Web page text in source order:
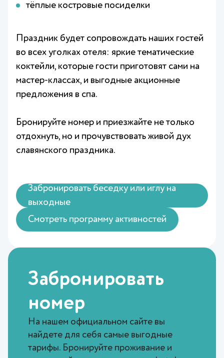
тёплые костровые посиделки
Праздник будет сопровождать наших гостей
во всех уголках отеля: яркие тематические
коктейли, которые гости приготовят сами на
мастер‑классах, и выгодные акционные
предложения в спа.
Бронируйте номер и приезжайте не только
отдохнуть, но и прочувствовать живой дух
славянского праздника.
Забронировать беседку или иглу на
выходные
Смотреть программу активностей
Забронировать
номер
На нашем официальном сайте вы
найдете для себя самые выгодные
тарифы. Бронируйте проживание и